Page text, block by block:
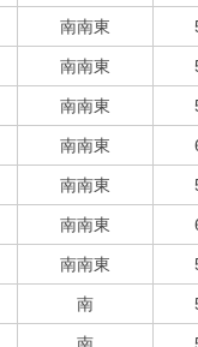
南南東
南南東
南南東
南南東
南南東
南南東
南南東
南